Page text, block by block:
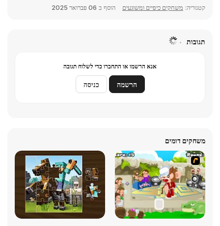
קטגוריה: משחקים כיפיים ומשוגעים הוסף ב 06 פברואר 2025
תגובות
אנא הרשמו או התחברו כדי לשלוח תגובה
הרשמה כניסה
משחקים דומים